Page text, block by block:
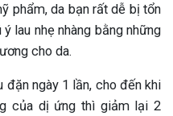
phẩm, da bạn rất dễ bị tổn
lau nhẹ nhàng bằng những
cho da.
đặn ngày 1 lần, cho đến khi
của dị ứng thì giảm lại 2